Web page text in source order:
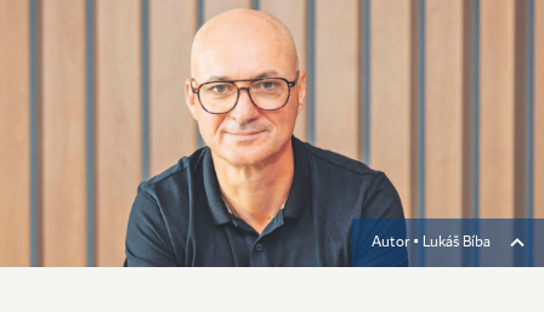
Autor ▪ Lukáš Bíba